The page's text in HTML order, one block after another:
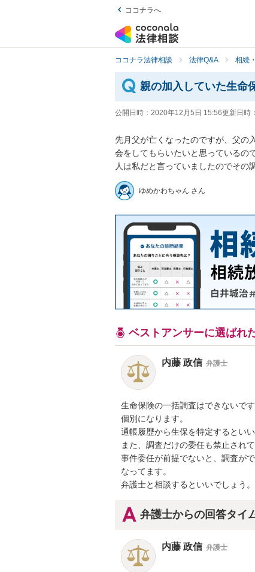
ココナラへ
ココナラ法律相談 法律Q&A 相続
親の加入していた生命
公開日時： 2020年12月5日 15:56更新日時：
先月父が亡くなったのですが、父の
会をしてもらいたいと思っているの
人は私だと言っていましたのでその
ゆめかわちゃん さん
ベストアンサーに選ばれ
内藤 政信 弁護士
生命保険の一括調査はできないです
個別になります。
通帳履歴から生保を特定するといい
また、調査だけの委任も禁止されて
事件委任が前提でないと、調査が
なってます。
弁護士と相談するといいでしょう。
弁護士からの回答タイ
内藤 政信 弁護士